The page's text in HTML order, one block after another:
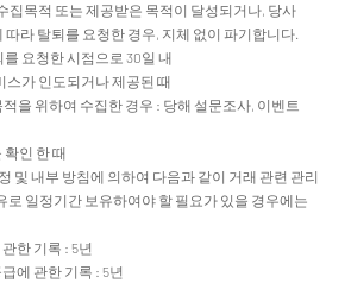
집목적 또는 제공받은 목적이 달성되거나, 당사
라 탈퇴를 요청한 경우, 지체 없이 파기합니다.
요청한 시점으로 30일 내
스가 인도되거나 제공된 때
을 위하여 수집한 경우 : 당해 설문조사, 이벤트
인 한 때
및 내부 방침에 의하여 다음과 같이 거래 관련 관리
로 일정기간 보유하여야 할 필요가 있을 경우에는
한 기록 : 5년
에 관한 기록 : 5년